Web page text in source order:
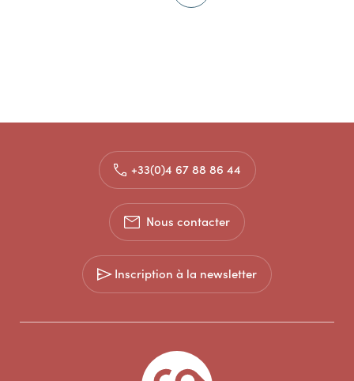
+33(0)4 67 88 86 44
Nous contacter
Inscription à la newsletter